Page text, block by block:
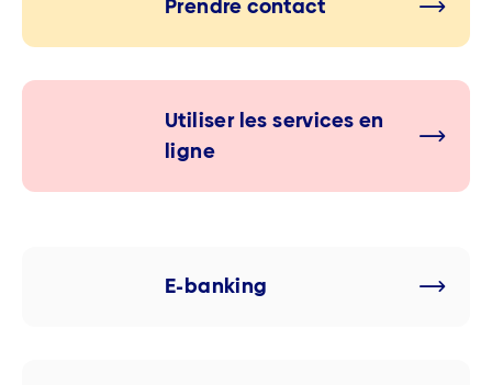
Prendre contact
Utiliser les services en
ligne
E-banking